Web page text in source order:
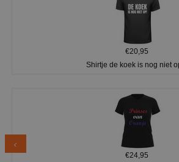
€20,95
Shirtje de koek is nog niet
€24,95